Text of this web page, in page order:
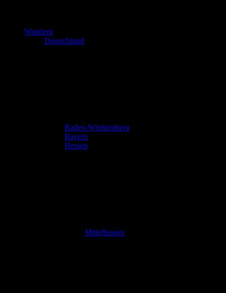
Wandern
Deutschland
Baden-Württemberg
Bayern
Hessen
Mittelhessen